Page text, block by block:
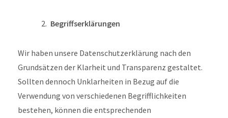
Begriffserklärungen
Wir haben unsere Datenschutzerklärung nach den
Grundsätzen der Klarheit und Transparenz gestaltet.
Sollten dennoch Unklarheiten in Bezug auf die
Verwendung von verschiedenen Begrifflichkeiten
bestehen, können die entsprechenden